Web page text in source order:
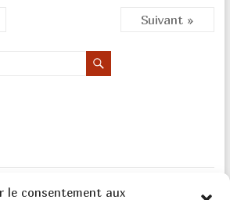
le consentement aux
Suivant »